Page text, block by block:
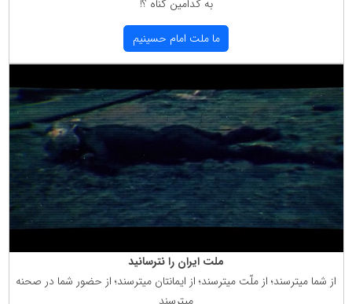
به كدامین گناه ؟!
ما ملت امام حسینیم
ملت ایران را نترسانید
از شما میترسند؛ از ملّت میترسند؛ از ایمانتان میترسند؛ از حضور شما در صحنه